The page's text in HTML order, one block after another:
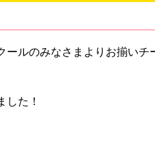
ルのみなさまよりお揃いチ
した！